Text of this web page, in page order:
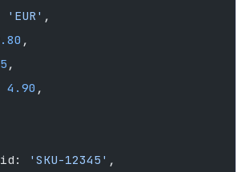
'EUR' ,
,
,
4.90 ,
'SKU-12345' ,